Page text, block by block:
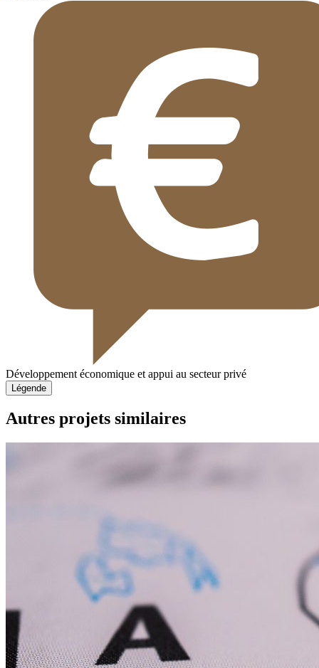
Développement économique et appui au secteur privé
Légende
Autres projets similaires